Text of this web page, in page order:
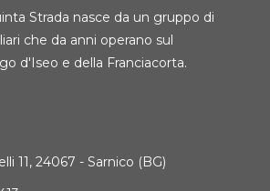
Strada nasce da un gruppo di
che da anni operano sul
d'Iseo e della Franciacorta.
11, 24067 - Sarnico (BG)